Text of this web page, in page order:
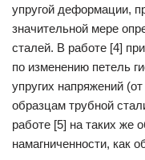
упругой деформации,
значительной мере
сталей. В работе [4]
по изменению петель
упругих напряжений
образцам трубной
работе [5] на таких же
намагниченности, как